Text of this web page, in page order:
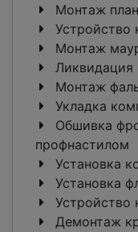
Монтаж
Устройство
Монтаж
Ликвидация
Монтаж
Укладка
Обшивка
профнастилом
Установка
Установка
Устройство
Демонтаж